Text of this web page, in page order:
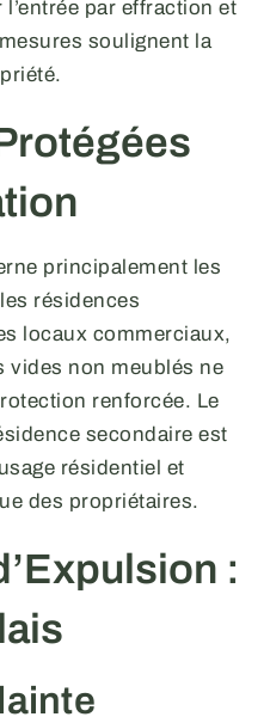
par effraction et
soulignent la
principalement les
résidences
locaux commerciaux,
vides non meublés ne
renforcée. Le
secondaire est
résidentiel et
des propriétaires.
: